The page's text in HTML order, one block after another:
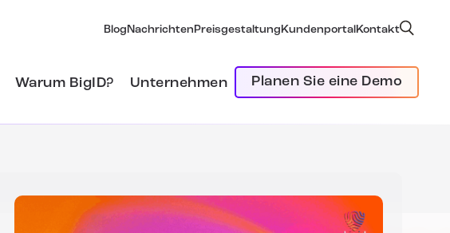
Blog Nachrichten Preisgestaltung KundenportalKontakt
Warum BigID? Unternehmen Planen Sie eine Demo